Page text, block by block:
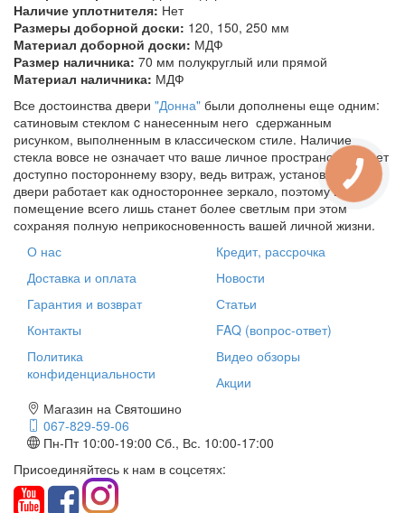
Наличие уплотнителя: Нет
Размеры доборной доски: 120, 150, 250 мм
Материал доборной доски: МДФ
Размер наличника: 70 мм полукруглый или прямой
Материал наличника: МДФ
Все достоинства двери "Донна" были дополнены еще одним:
сатиновым стеклом c нанесенным него сдержанным
рисунком, выполненным в классическом стиле. Наличие
стекла вовсе не означает что ваше личное пространство будет
доступно постороннему взору, ведь витраж, установленный в
двери работает как одностороннее зеркало, поэтому ваше
помещение всего лишь станет более светлым при этом
сохраняя полную неприкосновенность вашей личной жизни.
О нас
Доставка и оплата
Гарантия и возврат
Контакты
Политика
конфиденциальности
Кредит, рассрочка
Новости
Статьи
FAQ (вопрос-ответ)
Видео обзоры
Акции
Магазин на Святошино
067-829-59-06
Пн-Пт 10:00-19:00 Сб., Вс. 10:00-17:00
Присоединяйтесь к нам в соцсетях: